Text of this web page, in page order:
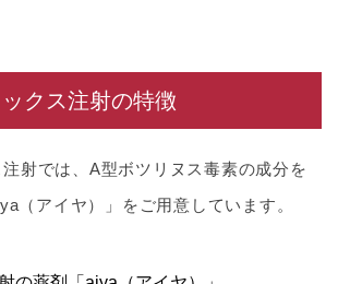
クス注射の特徴
射では、A型ボツリヌス毒素の成分を
（アイヤ）」をご用意しています。